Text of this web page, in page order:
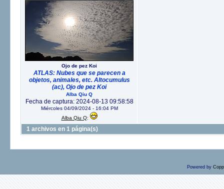
Ojo de pez Koi
ATLAS: Nubes que se parecen a
objetos, animales, etc. Altocumulus
(ac), Ojo de pez Koi
Alba Qiu Q
Fecha de captura: 2024-08-13 09:58:58
Miércoles 04/09/2024 - 16:04 PM
Alba Qiu Q:
1 archivos en 1 página(s)
Powered by